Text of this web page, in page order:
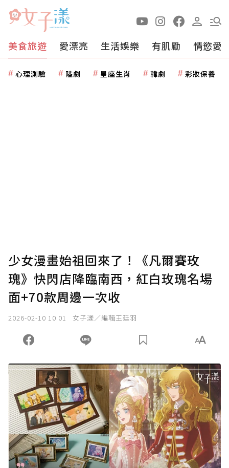
美食旅遊 愛漂亮 生活娛樂 有肌勵 情慾愛
心理測驗 陸劇 星座生肖 韓劇 彩妝保養
少女漫畫始祖回來了！《凡爾賽玫
瑰》快閃店降臨南西，紅白玫瑰名場
面+70款周邊一次收
2026-02-10 10:01 女子漾／編輯王廷羽